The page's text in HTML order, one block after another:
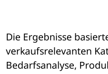
Die Ergebnisse
verkaufsrelevanten
Bedarfsanalyse,